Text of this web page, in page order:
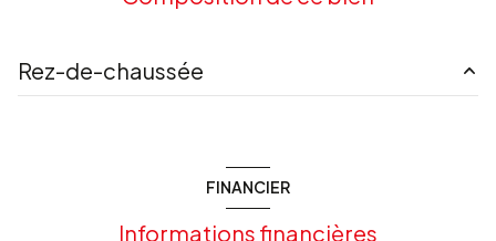
Rez-de-chaussée
FINANCIER
Informations financières